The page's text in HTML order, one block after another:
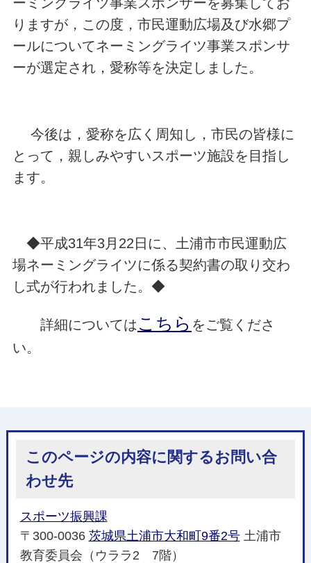
りますが，この度，市民運動広場及び水郷プ
ールについてネーミングライツ事業スポンサ
ーが選定され，愛称等を決定しました。
今後は，愛称を広く周知し，市民の皆様に
とって，親しみやすいスポーツ施設を目指し
ます。
◆平成31年3月22日に、土浦市市民運動広
場ネーミングライツに係る契約書の取り交わ
し式が行われました。◆
詳細については こちら をご覧くださ
い。
このページの内容に関するお問い合
わせ先
スポーツ振興課
〒300-0036 茨城県土浦市大和町9番2号土浦市
教育委員会（ウララ2 7階）